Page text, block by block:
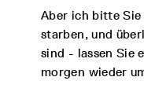
Aber ich bitte
starben, und
sind - lassen Sie
morgen wieder